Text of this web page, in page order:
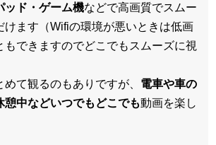
ッド・ゲーム機などで高画質でスムー
けます（Wifiの環境が悪いときは低画
もできますのでどこでもスムーズに視
て観るのもありですが、 電車や車の
憩中などいつでもどこでも動画を楽し